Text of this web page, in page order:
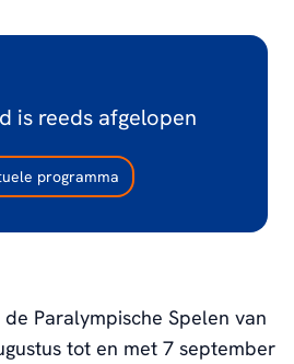
is reeds afgelopen
programma
Paralympische Spelen van
tot en met 7 september